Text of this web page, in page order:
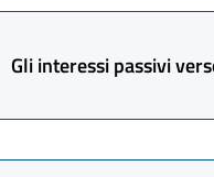
No, il capitale sociale
pena
e ss.mm. tax credit
Gli interessi passivi
Sì. Gli interessi passivi